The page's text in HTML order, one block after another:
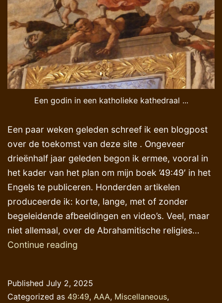
Een godin in een katholieke kathedraal ...
Een paar weken geleden schreef ik een blogpost
over de toekomst van deze site . Ongeveer
drieënhalf jaar geleden begon ik ermee, vooral in
het kader van het plan om mijn boek ’49:49′ in het
Engels te publiceren. Honderden artikelen
produceerde ik: korte, lange, met of zonder
begeleidende afbeeldingen en video’s. Veel, maar
niet allemaal, over de Abrahamitische religies…
Continue reading
Malta
Published July 2, 2025
Categorized as 49:49, AAA, Miscellaneous,